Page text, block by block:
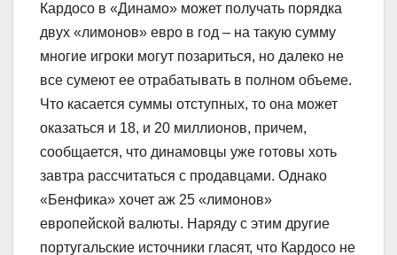
Кардосо в «Динамо» может получать порядка
двух «лимонов» евро в год – на такую сумму
многие игроки могут позариться, но далеко не
все сумеют ее отрабатывать в полном объеме.
Что касается суммы отступных, то она может
оказаться и 18, и 20 миллионов, причем,
сообщается, что динамовцы уже готовы хоть
завтра рассчитаться с продавцами. Однако
«Бенфика» хочет аж 25 «лимонов»
европейской валюты. Наряду с этим другие
португальские источники гласят, что Кардосо не